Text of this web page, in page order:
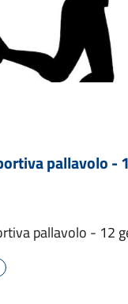
pallavolo -
pallavolo - 12